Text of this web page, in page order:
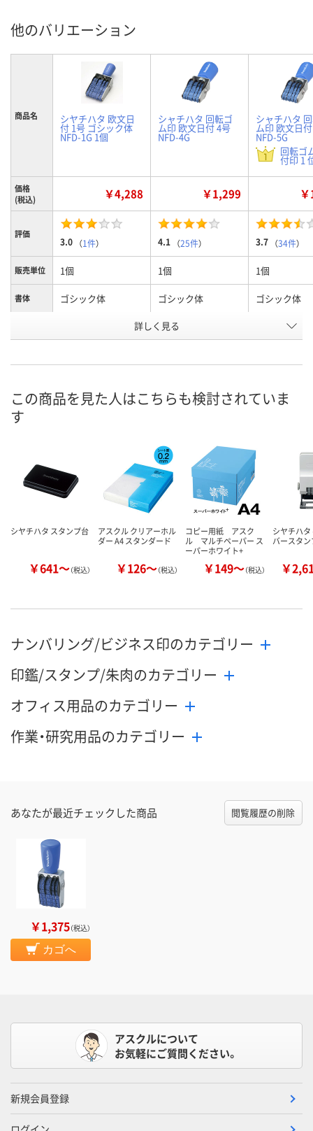
他のバリエーション
商品名 シヤチハタ 欧文日
付 1号 ゴシック体
NFD-1G 1個
シャチハタ 回転ゴ
ム印 欧文日付 4号
NFD-4G
シャチハタ
ム印 欧文日
NFD-5G
回転ゴ
付印 1
価格
(税込)
￥4,288 ￥1,299
評価
3.0 （1件） 4.1 （25件） 3.7 （34件）
販売単位 1個 1個 1個
書体 ゴシック体 ゴシック体 ゴシック体
4号
1100468 356890 356906
在庫 あり あり あり
お届け日
カゴへ
数量
カゴへ
数量
カ
詳しく見る
この商品を見た人はこちらも検討されていま
す
シヤチハタ スタンプ台
￥641～（税込）
アスクル クリアーホル
ダー A4 スタンダード
￥126～（税込）
コピー用紙 アスク
ル マルチペーパー ス
ーパーホワイト+
￥149～（税込）
シヤチハ
バースタン
￥
ナンバリング/ビジネス印のカテゴリー
印鑑/スタンプ/朱肉のカテゴリー
オフィス用品のカテゴリー
作業・研究用品のカテゴリー
あなたが最近チェックした商品 閲覧履歴の削除
￥1,375（税込）
カゴへ
アスクルについて
お気軽にご質問ください。
新規会員登録